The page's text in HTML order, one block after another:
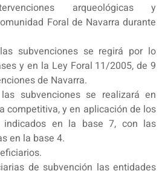
arqueológicas y
Foral de Navarra durante
subvenciones se regirá por lo
y en la Ley Foral 11/2005, de 9
de Navarra.
subvenciones se realizará en
competitiva, y en aplicación de los
indicados en la base 7, con las
en la base 4.
de subvención las entidades